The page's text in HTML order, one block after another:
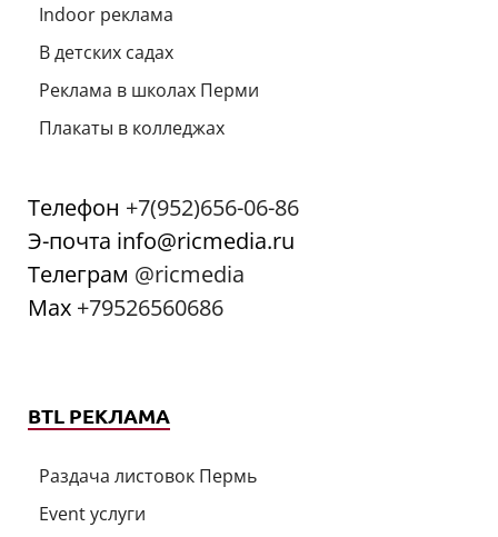
Indoor реклама
В детских садах
Реклама в школах Перми
Плакаты в колледжах
Телефон +7(952)656-06-86
Э-почта info@ricmedia.ru
Телеграм @ricmedia
Мах +79526560686
BTL РЕКЛАМА
Раздача листовок Пермь
Event услуги